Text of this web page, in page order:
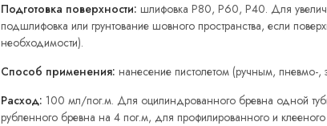
Подготовка поверхности: шлифовка Р80, Р60, Р40. Для
подшлифовка или грунтование шовного пространства, если
необходимости).
Способ применения: нанесение пистолетом (ручным, пневмо-,
Расход: 100 мл/пог.м. Для оцилиндрованного бревна одной
рубленного бревна на 4 пог.м, для профилированного и